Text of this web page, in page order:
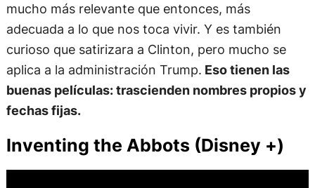
mucho más relevante que entonces, más
adecuada a lo que nos toca vivir. Y es también
curioso que satirizara a Clinton, pero mucho se
aplica a la administración Trump. Eso tienen las
buenas películas: trascienden nombres propios y
fechas fijas.
Inventing the Abbots (Disney +)